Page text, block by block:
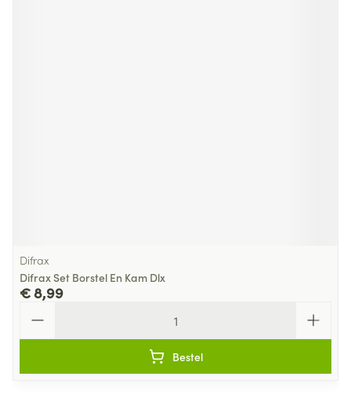
Difrax
Difrax Set Borstel En Kam Dlx
€ 8,99
Bestel